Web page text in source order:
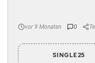
vor 9 Monaten 0
SINGLE25